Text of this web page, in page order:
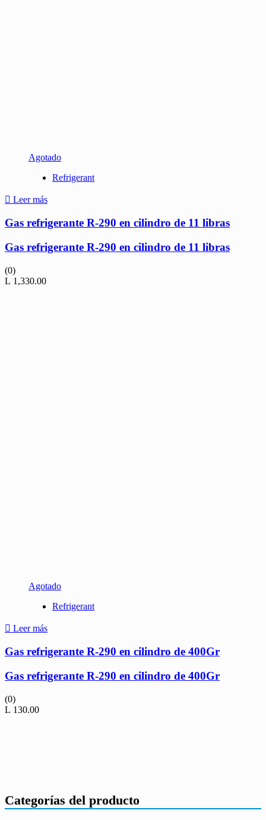
Agotado
Refrigerant
Leer más
Gas refrigerante R-290 en cilindro de 11 libras
Gas refrigerante R-290 en cilindro de 11 libras
(0)
L 1,330.00
Agotado
Refrigerant
Leer más
Gas refrigerante R-290 en cilindro de 400Gr
Gas refrigerante R-290 en cilindro de 400Gr
(0)
L 130.00
Categorías del producto